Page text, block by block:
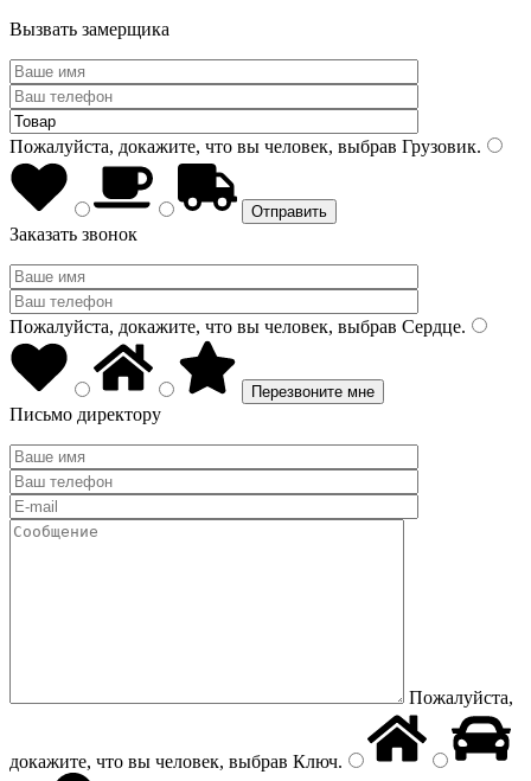
Вызвать замерщика
Пожалуйста, докажите, что вы человек, выбрав Грузовик.
Заказать звонок
Пожалуйста, докажите, что вы человек, выбрав Сердце.
Письмо директору
Пожалуйста,
докажите, что вы человек, выбрав Ключ.